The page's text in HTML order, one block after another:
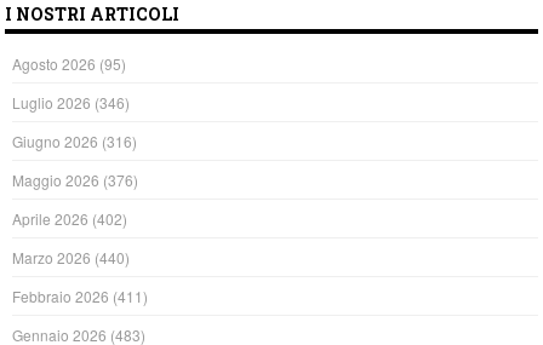
I NOSTRI ARTICOLI
Agosto 2026 (95)
Luglio 2026 (346)
Giugno 2026 (316)
Maggio 2026 (376)
Aprile 2026 (402)
Marzo 2026 (440)
Febbraio 2026 (411)
Gennaio 2026 (483)